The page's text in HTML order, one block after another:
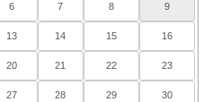
6 7 8 9
13 14 15 16
20 21 22 23
27 28 29 30